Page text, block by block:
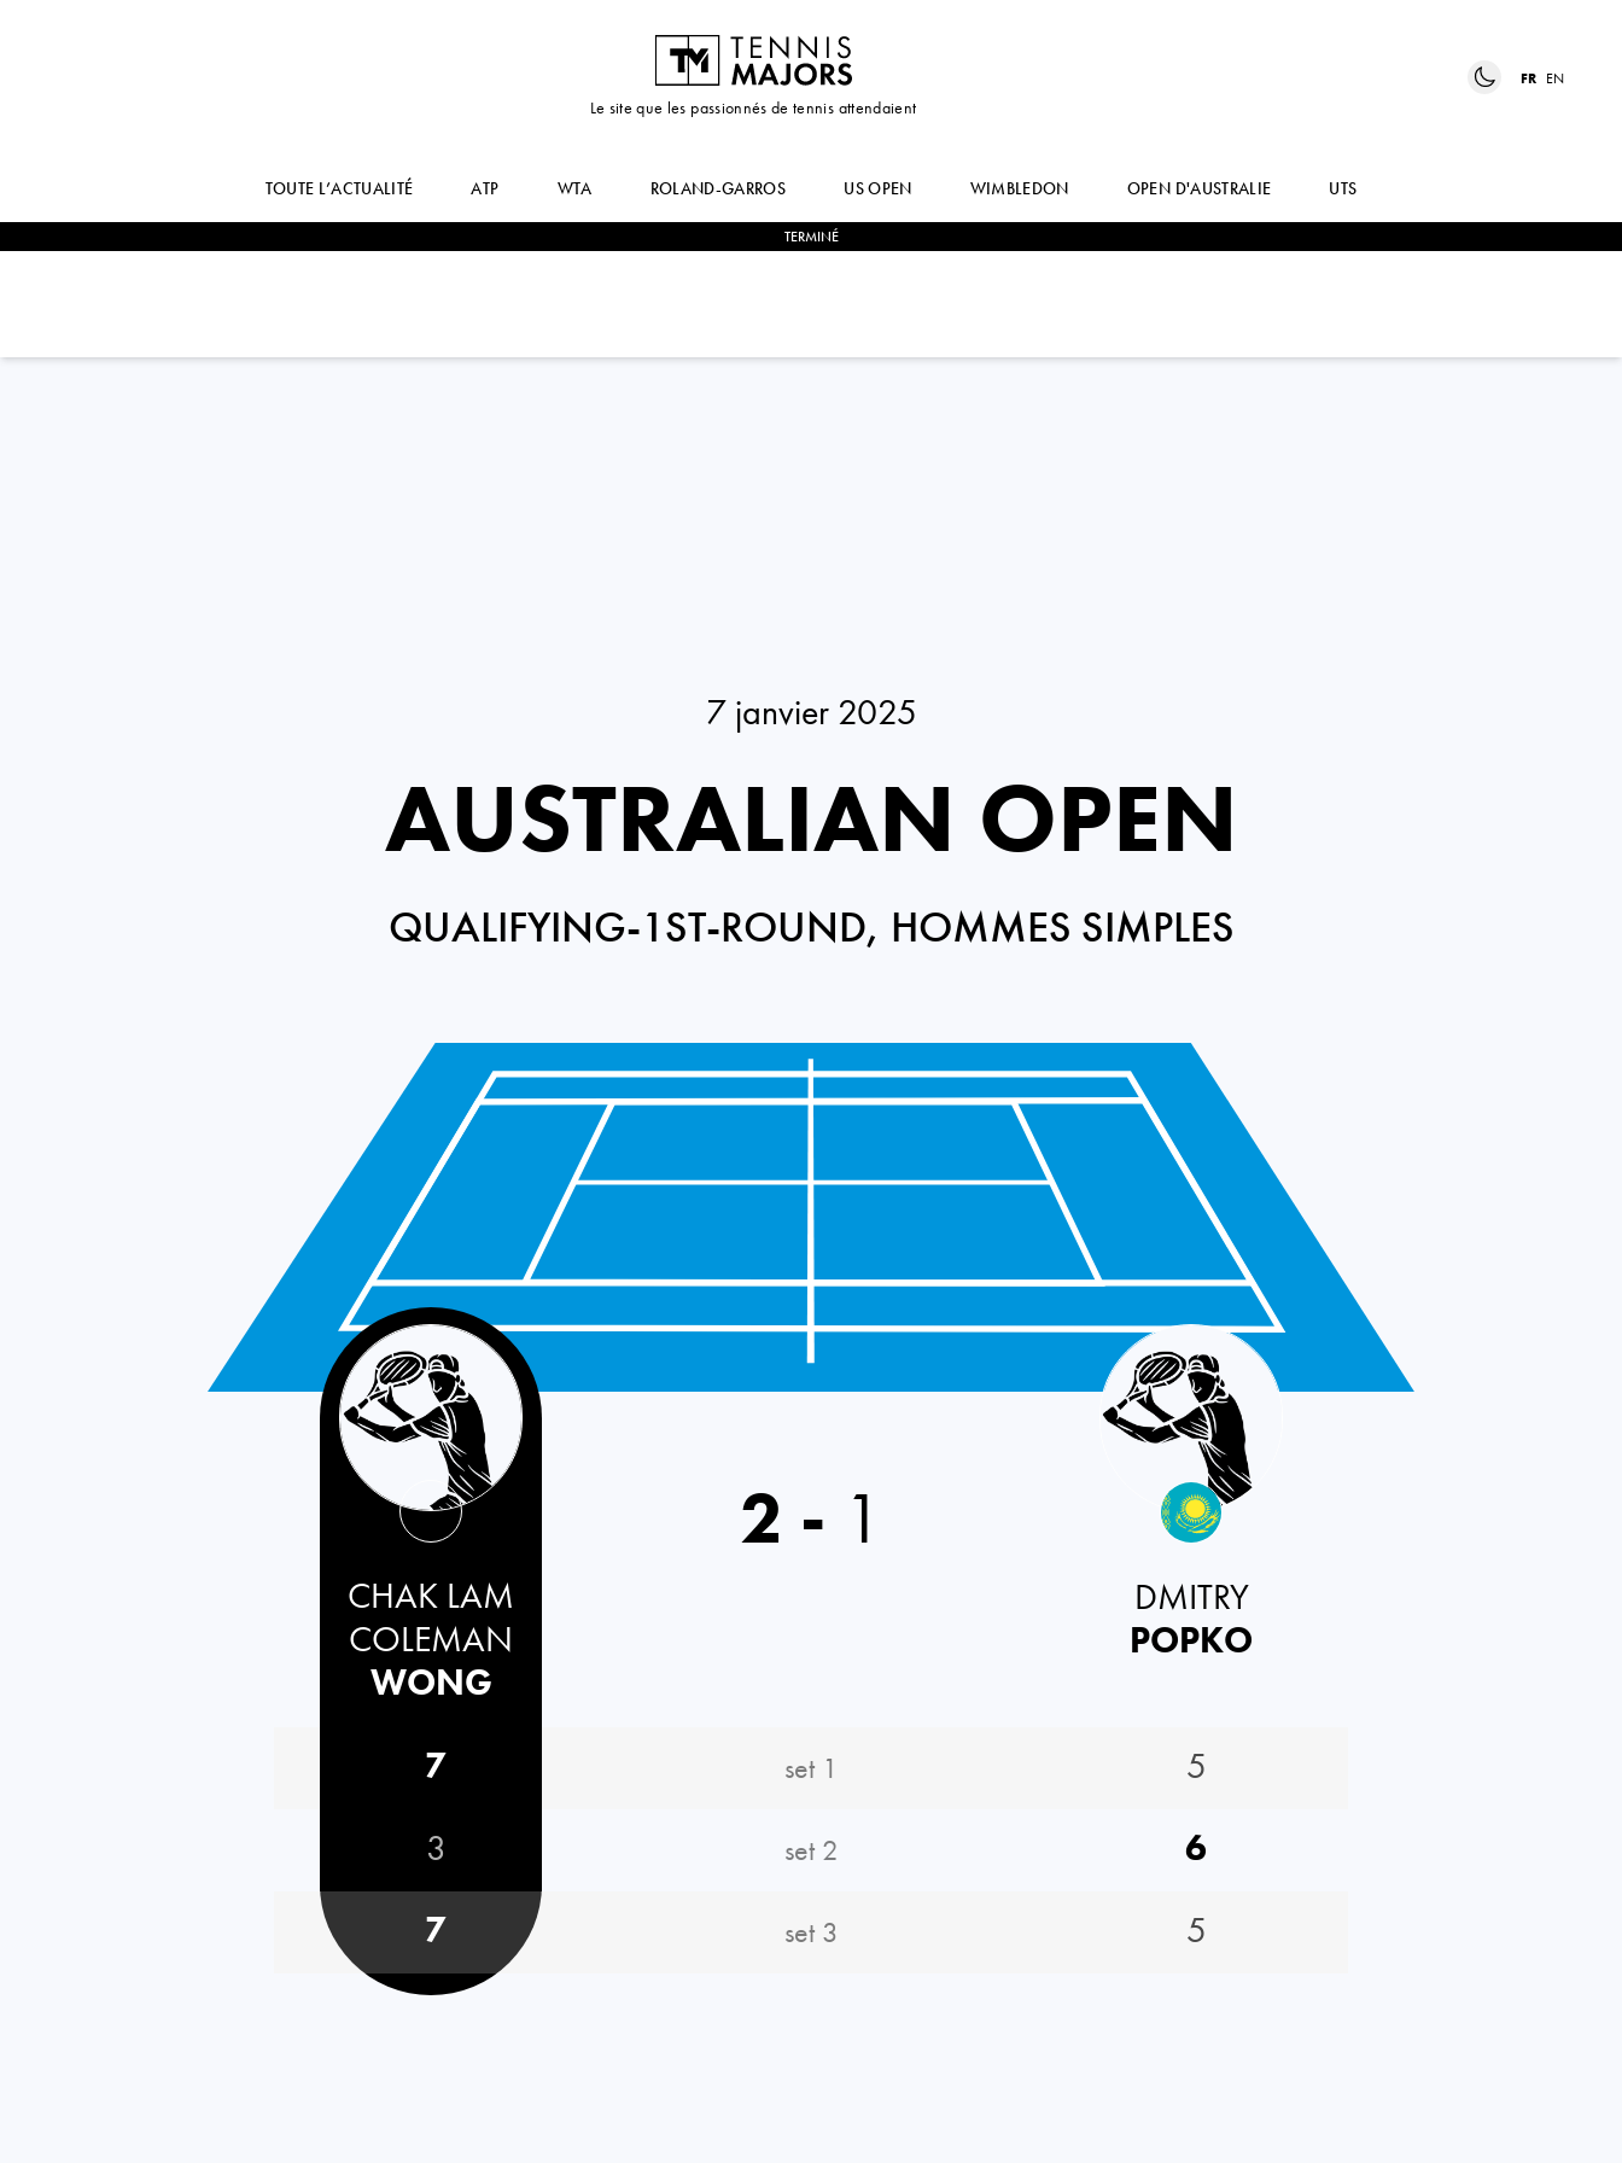
Le site que les passionnés de tennis attendaient
FR EN
TOUTE L’ACTUALITÉ ATP WTA ROLAND-GARROS US OPEN WIMBLEDON OPEN D'AUSTRALIE UTS
TERMINÉ
7 janvier 2025
AUSTRALIAN OPEN
QUALIFYING-1ST-ROUND, HOMMES SIMPLES
Hong Kong
CHAK LAM
COLEMAN
WONG
2 - 1
DMITRY
POPKO
7 set 1
5
3
set 2
6
7
set 3 5